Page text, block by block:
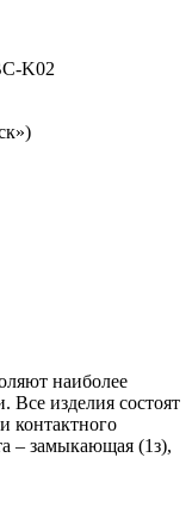
K02
наиболее
изделия состоят
контактного
– замыкающая (1з),